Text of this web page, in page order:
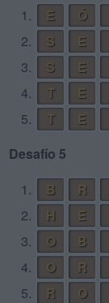
1.
E Ó
2.
S E
3.
S E
4.
T E
5.
T E
Desafío 5
1.
B R
2.
H E
3.
O B
4.
O R
5.
R O